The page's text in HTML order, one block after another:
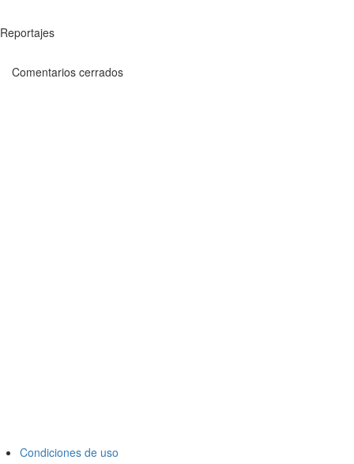
Reportajes
Comentarios cerrados
Condiciones de uso